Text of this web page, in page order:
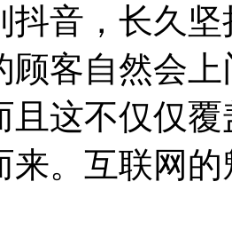
抖音，长久
顾客自然会
且这不仅仅
来。互联网